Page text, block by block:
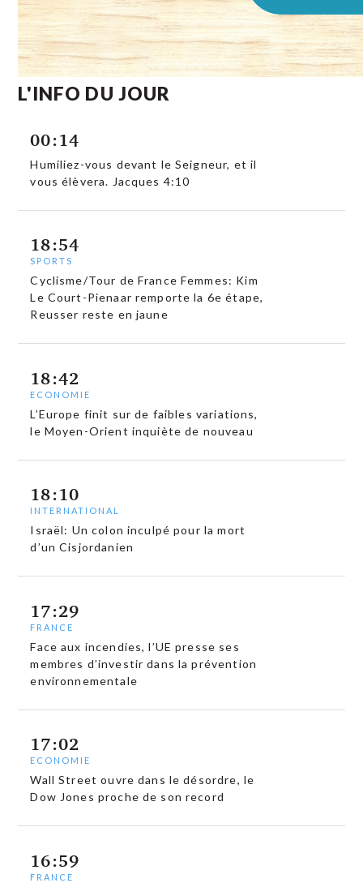
L'INFO DU JOUR
00:14
Humiliez-vous devant le Seigneur, et il
vous élèvera. Jacques 4:10
18:54
SPORTS
Cyclisme/Tour de France Femmes: Kim
Le Court-Pienaar remporte la 6e étape,
Reusser reste en jaune
18:42
ECONOMIE
L’Europe finit sur de faibles variations,
le Moyen-Orient inquiète de nouveau
18:10
INTERNATIONAL
Israël: Un colon inculpé pour la mort
d’un Cisjordanien
17:29
FRANCE
Face aux incendies, l’UE presse ses
membres d’investir dans la prévention
environnementale
17:02
ECONOMIE
Wall Street ouvre dans le désordre, le
Dow Jones proche de son record
16:59
FRANCE